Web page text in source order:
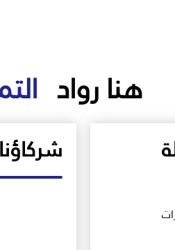
هنا رواد
شركاؤنا